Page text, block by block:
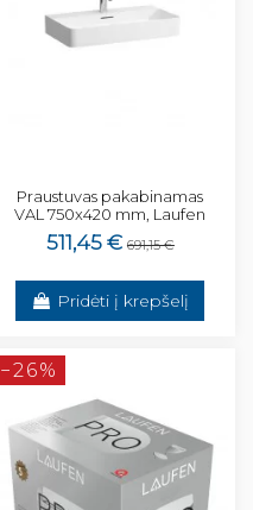
Praustuvas pakabinamas
VAL 750x420 mm, Laufen
511,45 € 691,15 €
Pridėti į krepšelį
−26%